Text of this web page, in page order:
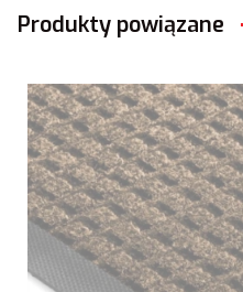
Produkty powiązane